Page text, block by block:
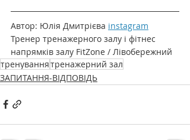
Автор: Юлія Дмитрієва instagram
Тренер тренажерного залу і фітнес
напрямків залу FitZone / Лівобережний
тренуваннятренажерний зал
ЗАПИТАННЯ-ВІДПОВІДЬ